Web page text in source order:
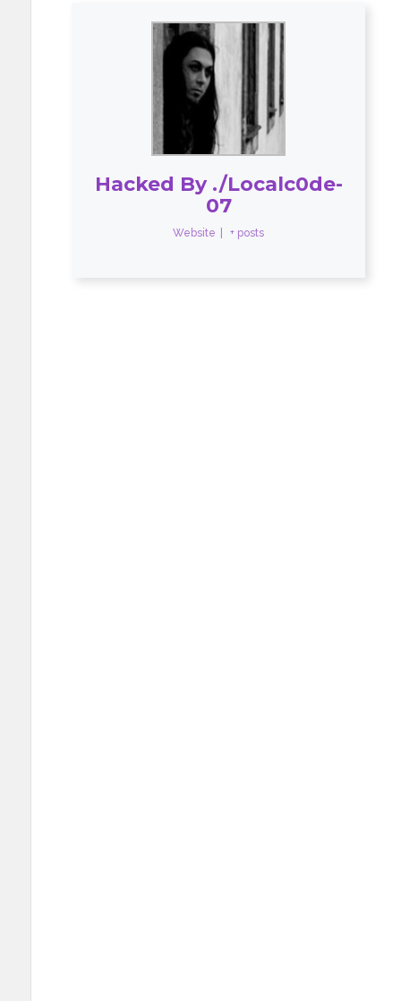
Hacked By ./Localc0de-
07
Website + posts